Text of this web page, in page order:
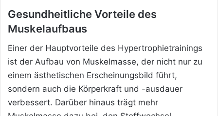
Gesundheitliche Vorteile des
Muskelaufbaus
Einer der Hauptvorteile des Hypertrophietrainings
ist der Aufbau von Muskelmasse, der nicht nur zu
einem ästhetischen Erscheinungsbild führt,
sondern auch die Körperkraft und -ausdauer
verbessert. Darüber hinaus trägt mehr